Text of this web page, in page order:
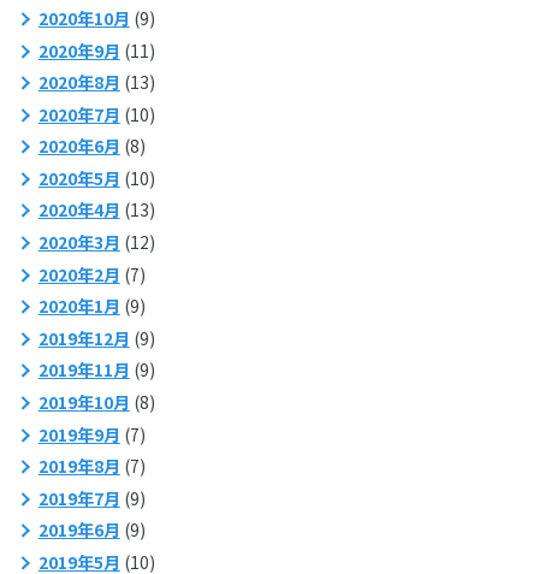
2020年10月 (9)
2020年9月 (11)
2020年8月 (13)
2020年7月 (10)
2020年6月 (8)
2020年5月 (10)
2020年4月 (13)
2020年3月 (12)
2020年2月 (7)
2020年1月 (9)
2019年12月 (9)
2019年11月 (9)
2019年10月 (8)
2019年9月 (7)
2019年8月 (7)
2019年7月 (9)
2019年6月 (9)
2019年5月 (10)